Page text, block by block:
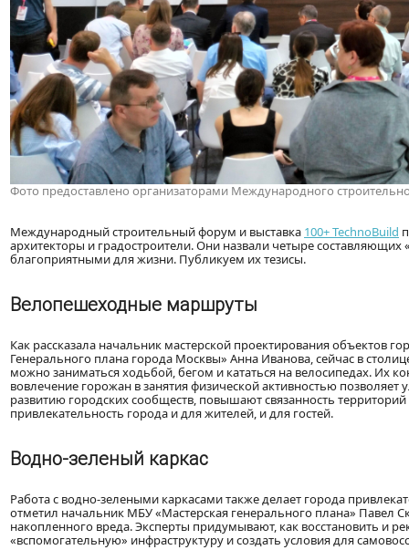
Фото предоставлено организаторами Международного
Международный строительный форум и выставка 100+ TechnoBuild
архитекторы и градостроители. Они назвали четыре
благоприятными для жизни. Публикуем их тезисы.
Велопешеходные маршруты
Как рассказала начальник мастерской проектирования объектов
Генерального плана города Москвы» Анна Иванова, сейчас в
можно заниматься ходьбой, бегом и кататься на велосипедах. Их
вовлечение горожан в занятия физической активностью
развитию городских сообществ, повышают связанность
привлекательность города и для жителей, и для гостей.
Водно-зеленый каркас
Работа с водно-зелеными каркасами также делает города
отметил начальник МБУ «Мастерская генерального плана» Павел
накопленного вреда. Эксперты придумывают, как восстановить и
«вспомогательную» инфраструктуру и создать условия для